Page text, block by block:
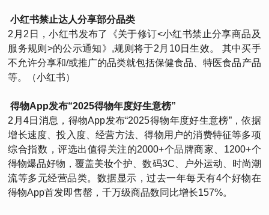
小红书禁止达人分享部分品类
2月2日，小红书发布了《关于修订<小红书禁止分享商品及
服务规则>的公示通知》,规则将于2月10日生效。 其中买手
不允许分享和/或推广的品类就包括保健食品、特医食品产品
等。（小红书）
得物App发布“2025得物年度好生意榜”
2月4日消息，得物App发布“2025得物年度好生意榜”，依据
增长速度、投入度、经营方法、得物用户的消费特征等多项
综合指数，评选出值得关注的2000+个品牌商家、1200+个
得物爆品好物，覆盖美妆个护、数码3C、户外运动、时尚潮
流等多元经营品类。数据显示，过去一年每天有4个好物在
得物App首发即售罄，千万级商品数同比增长157%。